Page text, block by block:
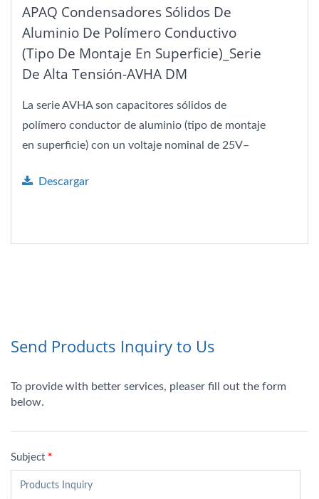
APAQ Condensadores Sólidos De
Aluminio De Polímero Conductivo
(Tipo De Montaje En Superficie)_Serie
De Alta Tensión-AVHA DM
La serie AVHA son capacitores sólidos de
polímero conductor de aluminio (tipo de montaje
en superficie) con un voltaje nominal de 25V–
Descargar